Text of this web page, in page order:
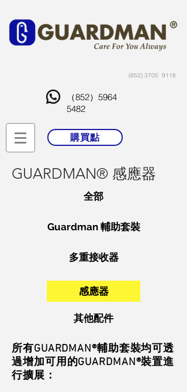
(852) 3705 9118
（852）5964
5482
購買點
GUARDMAN® 感應器
全部
Guardman 輔助套裝
多重接收器
感應器
其他配件
所有GUARDMAN®輔助套裝均可透
過增加可用的GUARDMAN®裝置進
行擴展：